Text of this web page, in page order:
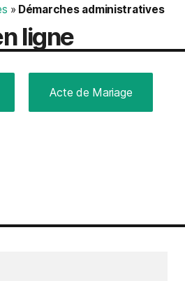
» Démarches administratives
ligne
Acte de Mariage